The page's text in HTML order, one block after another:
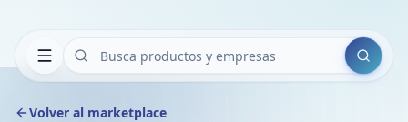
Buscar
Volver al marketplace